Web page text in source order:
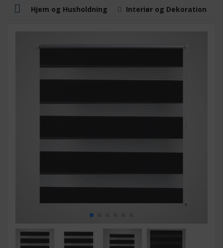
Hjem og Husholdning Interiør og Dekoration